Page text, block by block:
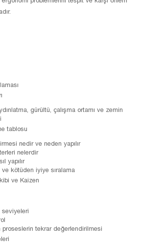
gürültü, çalışma ortamı ve zemin
tablosu
nedir ve neden yapılır
nelerdir
yapılır
kötüden iyiye sıralama
ve Kaizen
seviyeleri
proseslerin tekrar değerlendirilmesi